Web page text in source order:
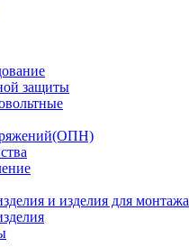
защиты
и изделия для монтажа